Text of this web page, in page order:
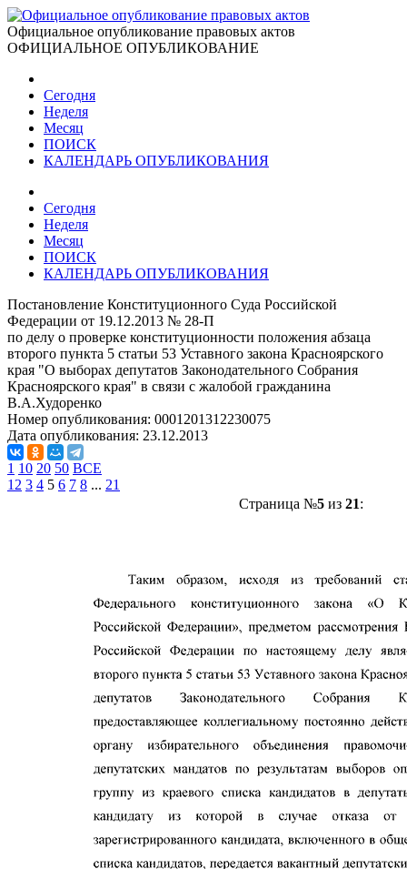
Официальное опубликование правовых актов
ОФИЦИАЛЬНОЕ ОПУБЛИКОВАНИЕ
Сегодня
Неделя
Месяц
ПОИСК
КАЛЕНДАРЬ ОПУБЛИКОВАНИЯ
Сегодня
Неделя
Месяц
ПОИСК
КАЛЕНДАРЬ ОПУБЛИКОВАНИЯ
Постановление Конституционного Суда Российской
Федерации от 19.12.2013 № 28-П
по делу о проверке конституционности положения абзаца
второго пункта 5 статьи 53 Уставного закона Красноярского
края "О выборах депутатов Законодательного Собрания
Красноярского края" в связи с жалобой гражданина
В.А.Худоренко
Номер опубликования: 0001201312230075
Дата опубликования: 23.12.2013
1 10 20 50 ВСЕ
1 2 3 4 5 6 7 8 ... 21
Страница №5из 21: